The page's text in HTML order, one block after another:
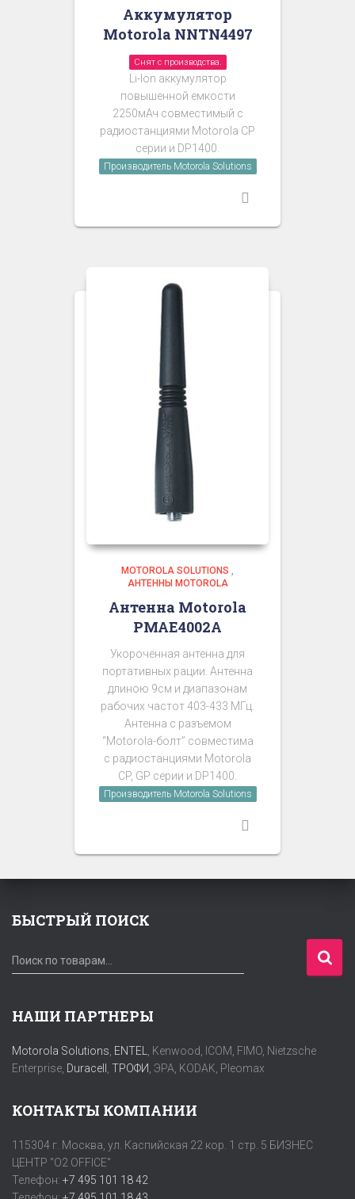
Аккумулятор
Motorola NNTN4497
Снят с производства.
Li-Ion аккумулятор
повышенной емкости
2250мАч совместимый с
радиостанциями Motorola CP
серии и DP1400
Производитель Motorola Solutions
MOTOROLA SOLUTIONS ,
АНТЕННЫ MOTOROLA
Антенна Motorola
PMAE4002A
Укороченная антенна для
портативных рации. Антенна
длиною 9см и диапазонам
рабочих частот 403-433 МГц.
Антенна с разъемом
“Motorola-болт” совместима
с радиостанциями Motorola
CP, GP серии и DP1400.
Производитель Motorola Solutions
БЫСТРЫЙ ПОИСК
И
с
т
:
Поиск по товарам…
НАШИ ПАРТНЕРЫ
Motorola Solutions ENTEL
, Kenwood, ICOM, FIMO, Nietzsche
Enterprise, Duracell ТРОФИ , ЭРА, KODAK, Pleomax
КОНТАКТЫ КОМПАНИИ
115304 г. Москва, ул. Каспийская 22 кор. 1 стр. 5 БИЗНЕС
ЦЕНТР "O2 OFFICE"
Телефон: +7 495 101 18 42